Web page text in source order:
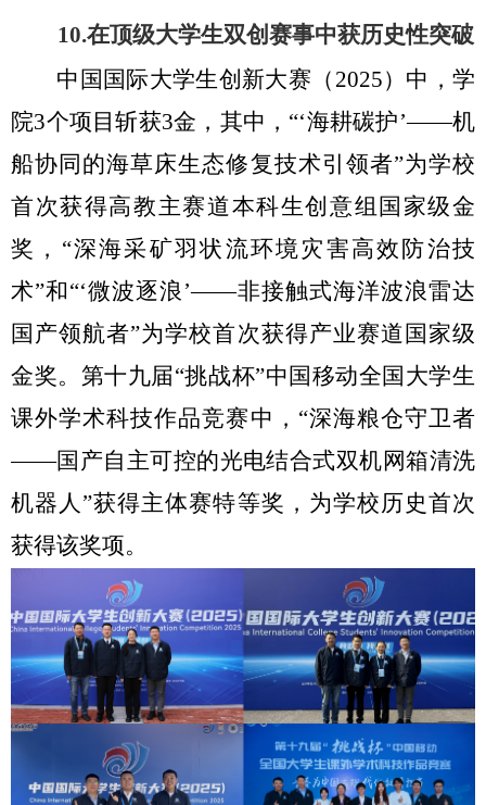
10.在顶级大学生双创赛事中获历史性突破
中国国际大学生创新大赛（ 2025）中，学
院3个项目斩获3金，其中，“‘海耕碳护’——机
船协同的海草床生态修复技术引领者”为学校
首次获得高教主赛道本科生创意组国家级金
奖，“深海采矿羽状流环境灾害高效防治技
术”和“‘微波逐浪’——非接触式海洋波浪雷达
国产领航者”为学校首次获得产业赛道国家级
金奖。第十九届“挑战杯”中国移动全国大学生
课外学术科技作品竞赛中，“深海粮仓守卫者
——国产自主可控的光电结合式双机网箱清洗
机器人”获得主体赛特等奖，为学校历史首次
获得该奖项。